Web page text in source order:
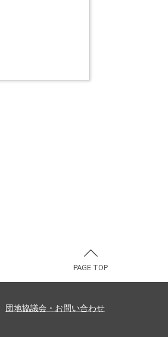
PAGE TOP
団地協議会・お問い合わせ